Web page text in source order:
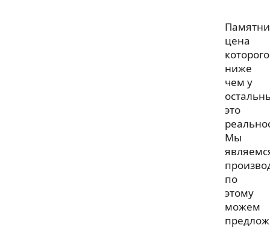
цена
которого
ниже
чем у
это
Мы
по
этому
можем